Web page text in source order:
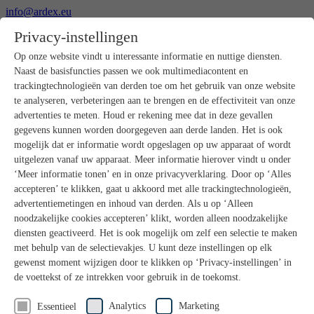
info@ardex.eu
Nederlands
Français
Producten
Productoverzicht
Ruwbouw
Dekvloeren
Voorbereiding ondergrond
Vloeregalisaties
Afdichtingen
Tegellijmen
Voegmortels
Voegen / Siliconen
Montagelijmen
Natuursteenprogramma
Vloerbedekkings- en parketlijmen
Wandegalesaties
Accessoires
PANDOMO®
Badkamerrenovatie met wedi
Privacy-instellingen
Op onze website vindt u interessante informatie en nuttige diensten.
Naast de basisfuncties passen we ook multimediacontent en
trackingtechnologieën van derden toe om het gebruik van onze website
te analyseren, verbeteringen aan te brengen en de effectiviteit van onze
advertenties te meten. Houd er rekening mee dat in deze gevallen
gegevens kunnen worden doorgegeven aan derde landen. Het is ook
mogelijk dat er informatie wordt opgeslagen op uw apparaat of wordt
uitgelezen vanaf uw apparaat. Meer informatie hierover vindt u onder
‘Meer informatie tonen’ en in onze privacyverklaring. Door op ‘Alles
accepteren’ te klikken, gaat u akkoord met alle trackingtechnologieën,
advertentiemetingen en inhoud van derden. Als u op ‘Alleen
noodzakelijke cookies accepteren’ klikt, worden alleen noodzakelijke
diensten geactiveerd. Het is ook mogelijk om zelf een selectie te maken
met behulp van de selectievakjes. U kunt deze instellingen op elk
gewenst moment wijzigen door te klikken op ‘Privacy-instellingen’ in
de voettekst of ze intrekken voor gebruik in de toekomst.
Essentieel Analytics Marketing